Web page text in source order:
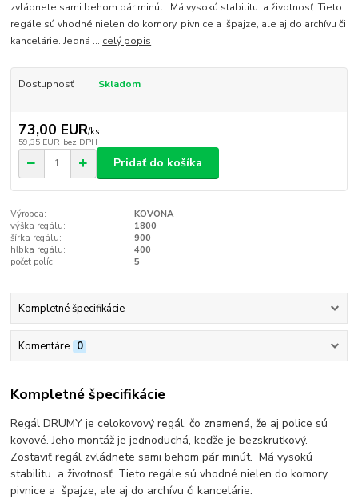
zvládnete sami behom pár minút. Má vysokú stabilitu a životnosť. Tieto
regále sú vhodné nielen do komory, pivnice a špajze, ale aj do archívu či
kancelárie. Jedná ... celý popis
Dostupnosť Skladom
73,00 EUR/ks
59,35 EUR bez DPH
Pridať do košíka
Výrobca:
KOVONA
výška regálu:
1800
šírka regálu:
900
hľbka regálu:
400
počet políc:
5
Kompletné špecifikácie
Komentáre 0
Kompletné špecifikácie
Regál DRUMY je celokovový regál, čo znamená, že aj police sú
kovové. Jeho montáž je jednoduchá, keďže je bezskrutkový.
Zostaviť regál zvládnete sami behom pár minút. Má vysokú
stabilitu a životnosť. Tieto regále sú vhodné nielen do komory,
pivnice a špajze, ale aj do archívu či kancelárie.